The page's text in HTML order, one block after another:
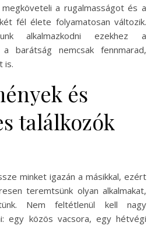
a rugalmasságot és a
fél élete folyamatosan változik.
alkalmazkodni ezekhez a
barátság nemcsak fennmarad,
is.
és
találkozók
minket igazán a másikkal, ezért
teremtsünk olyan alkalmakat,
Nem feltétlenül kell nagy
egy közös vacsora, egy hétvégi